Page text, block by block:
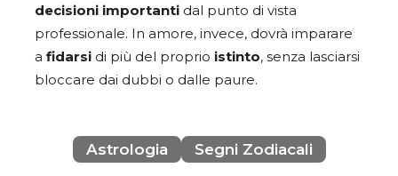
decisioni importanti dal punto di vista
professionale. In amore, invece, dovrà imparare
a fidarsi di più del proprio istinto, senza lasciarsi
bloccare dai dubbi o dalle paure.
Astrologia Segni Zodiacali